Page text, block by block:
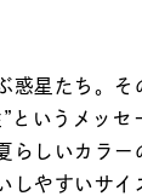
惑星たち。そ
というメッセ
らしいカラー
しやすいサイ